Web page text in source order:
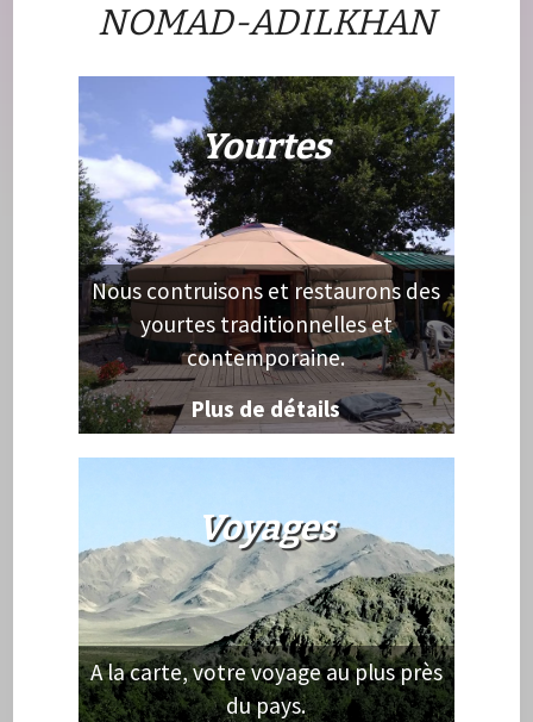
NOMAD-ADILKHAN
Yourtes
Nous contruisons et restaurons des
yourtes traditionnelles et
contemporaine.
Plus de détails
Voyages
A la carte, votre voyage au plus près
du pays.